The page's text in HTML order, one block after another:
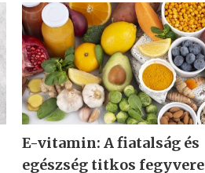
E-vitamin: A fiatalság és
egészség titkos fegyvere